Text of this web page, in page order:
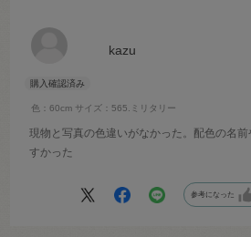
kazu
色：60cm サイズ：565.ミリタリー
現物と写真の色違いがなかった。配色の名
すかった
参考になった